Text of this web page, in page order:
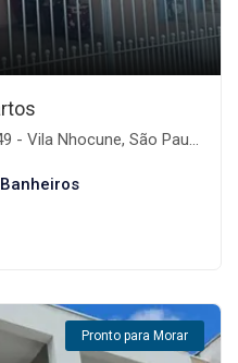
Nhocune, São Paulo-SP
Pronto para Morar